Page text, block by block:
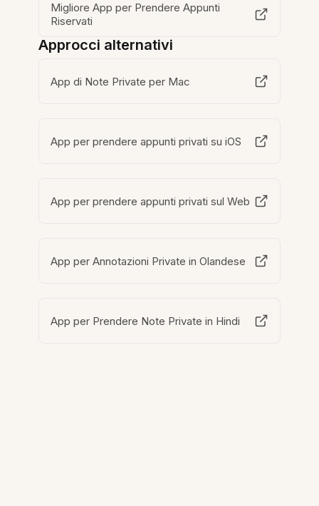
Migliore App per Prendere Appunti
Riservati
Approcci alternativi
App di Note Private per Mac
App per prendere appunti privati su iOS
App per prendere appunti privati sul Web
App per Annotazioni Private in Olandese
App per Prendere Note Private in Hindi